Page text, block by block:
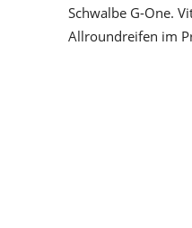
Schwalbe G-One.
Allroundreifen im